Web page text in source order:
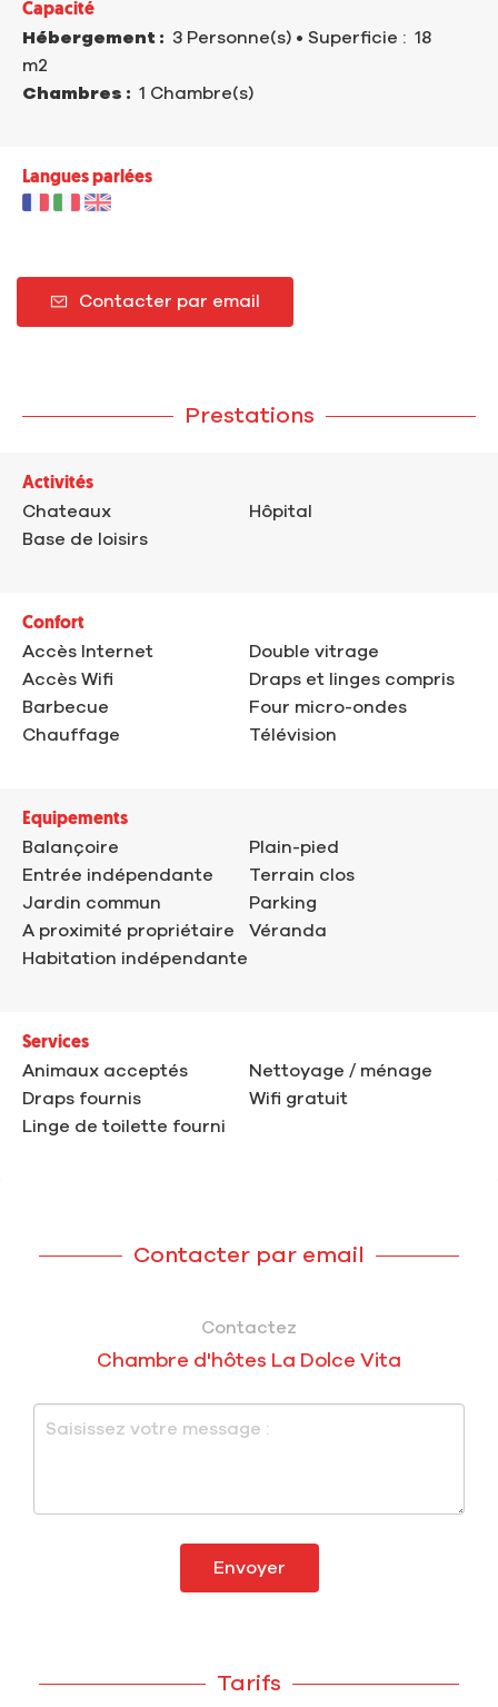
Capacité
Hébergement : 3 Personne(s) • Superficie : 18
m2
Chambres : 1 Chambre(s)
Langues parlées
Contacter par email
Prestations
Activités
Chateaux
Base de loisirs
Hôpital
Confort
Accès Internet
Accès Wifi
Barbecue
Chauffage
Double vitrage
Draps et linges compris
Four micro-ondes
Télévision
Equipements
Balançoire
Entrée indépendante
Jardin commun
A proximité propriétaire
Habitation indépendante
Plain-pied
Terrain clos
Parking
Véranda
Services
Animaux acceptés
Draps fournis
Linge de toilette fourni
Nettoyage / ménage
Wifi gratuit
Contacter par email
Contactez
Chambre d'hôtes La Dolce Vita
Envoyer
Tarifs